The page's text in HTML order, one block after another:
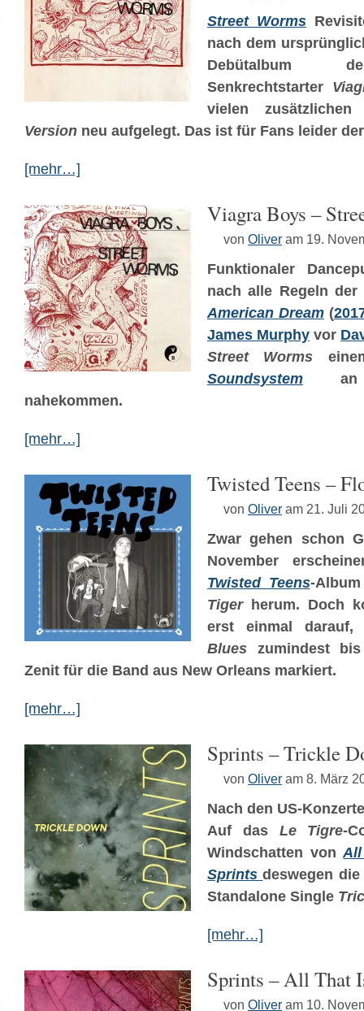
Street Worms
nach dem
Debütalbum
Senkrechtstarter
vielen
Version neu aufgelegt. Das ist für Fans leider
[mehr…]
Viagra Boys –
von Oliver am 19.
Funktionaler
nach alle Regeln
American Dream(
James Murphy vor
Street Worms
Soundsystem
nahekommen.
[mehr…]
Twisted Teens –
von Oliver am 21. Juli
Zwar gehen schon
November
Twisted Teens-
Tigerherum. Doch
erst einmal
Blues zumindest
Zenit für die Band aus New Orleans markiert.
[mehr…]
Sprints – Trickle
von Oliver am 8. März
Nach den US-
Auf das Le Tigre-
Windschatten von
Sprints deswegen
Standalone Single
[mehr…]
Sprints – All That
von Oliver am 10.